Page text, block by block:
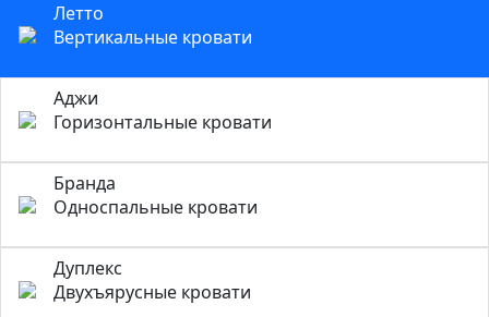
Летто
Вертикальные кровати
Аджи
Горизонтальные кровати
Бранда
Односпальные кровати
Дуплекс
Двухъярусные кровати